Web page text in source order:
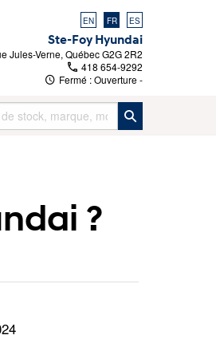
EN FR ES
Ste-Foy Hyundai
Jules-Verne, Québec G2G 2R2
418 654-9292
Fermé : Ouverture-
?